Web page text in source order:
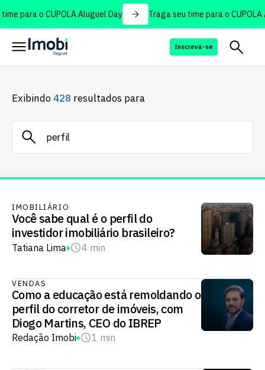
para o CUPOLA Aluguel Day Traga seu time para o CUPOLA
Inscreva-se
Exibindo428 resultados para
IMOBILIÁRIO
Você sabe qual é o perfil do
investidor imobiliário brasileiro?
Tatiana Lima 4 min
VENDAS
Como a educação está remoldando o
perfil do corretor de imóveis, com
Diogo Martins, CEO do IBREP
Redação Imobi 1 min